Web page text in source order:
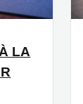
LA